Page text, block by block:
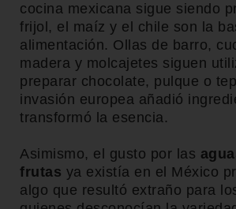
cocina mexicana sigue siendo
frijol, el maíz y el chile son la
alimentación. Ollas de barro,
madera y molcajetes siguen
preparar chocolate, pulque o
invasión europea añadió
transformó la esencia.
Asimismo, el gusto por las
frutas ya existía en el México
algo que resultó extraño para